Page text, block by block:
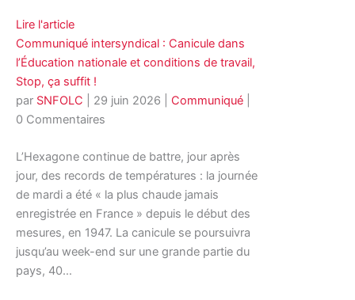
Lire l'article
Communiqué intersyndical : Canicule dans
l’Éducation nationale et conditions de travail,
Stop, ça suffit !
par SNFOLC 29 juin 2026 Communiqué
0 Commentaires
L’Hexagone continue de battre, jour après
jour, des records de températures : la journée
de mardi a été « la plus chaude jamais
enregistrée en France » depuis le début des
mesures, en 1947. La canicule se poursuivra
jusqu’au week-end sur une grande partie du
pays, 40…